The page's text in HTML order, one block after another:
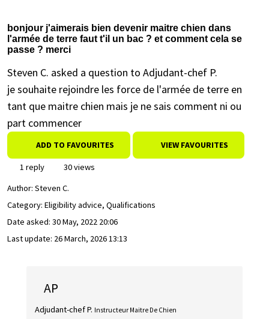
bonjour j'aimerais bien devenir maitre chien dans
l'armée de terre faut t'il un bac ? et comment cela se
passe ? merci
Steven C. asked a question to Adjudant-chef P.
je souhaite rejoindre les force de l'armée de terre en
tant que maitre chien mais je ne sais comment ni ou
part commencer
ADD TO FAVOURITES VIEW FAVOURITES
1 reply
30 views
Author: Steven C.
Category: Eligibility advice, Qualifications
Date asked: 30 May, 2022 20:06
Last update: 26 March, 2026 13:13
AP
Adjudant-chef P. Instructeur Maitre De Chien